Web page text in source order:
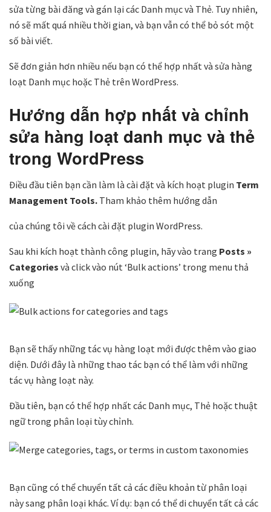
sửa từng bài đăng và gán lại các Danh mục và Thẻ. Tuy nhiên,
nó sẽ mất quá nhiều thời gian, và bạn vẫn có thể bỏ sót một
số bài viết.
Sẽ đơn giản hơn nhiều nếu bạn có thể hợp nhất và sửa hàng
loạt Danh mục hoặc Thẻ trên WordPress.
Hướng dẫn hợp nhất và chỉnh
sửa hàng loạt danh mục và thẻ
trong WordPress
Điều đầu tiên bạn cần làm là cài đặt và kích hoạt plugin Term
Management Tools. Tham khảo thêm hướng dẫn
của chúng tôi về cách cài đặt plugin WordPress.
Sau khi kích hoạt thành công plugin, hãy vào trang Posts »
Categories và click vào nút ‘Bulk actions’ trong menu thả
xuống
Bạn sẽ thấy những tác vụ hàng loạt mới được thêm vào giao
diện. Dưới đây là những thao tác bạn có thể làm với những
tác vụ hàng loạt này.
Đầu tiên, bạn có thể hợp nhất các Danh mục, Thẻ hoặc thuật
ngữ trong phân loại tùy chỉnh.
Bạn cũng có thể chuyển tất cả các điều khoản từ phân loại
này sang phân loại khác. Ví dụ: bạn có thể di chuyển tất cả các